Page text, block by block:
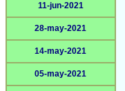
11-jun-2021
28-may-2021
14-may-2021
05-may-2021